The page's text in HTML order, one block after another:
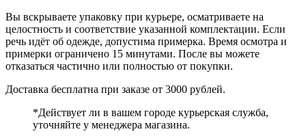
Вы вскрываете упаковку при курьере, осматриваете на
целостность и соответствие указанной комплектации. Если
речь идёт об одежде, допустима примерка. Время осмотра и
примерки ограничено 15 минутами. После вы можете
отказаться частично или полностью от покупки.
Доставка бесплатна при заказе от 3000 рублей.
*Действует ли в вашем городе курьерская служба,
уточняйте у менеджера магазина.